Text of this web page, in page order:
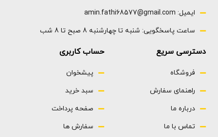
ایمیل: amin.fathi68577@gmail.com
ساعت پاسخگویی: شنبه تا چهارشنبه 8 صبح تا 8 شب
دسترسی سریع
فروشگاه
راهنمای سفارش
درباره ما
تماس با ما
حساب کاربری
پیشخوان
سبد خرید
صفحه پرداخت
سفارش ها